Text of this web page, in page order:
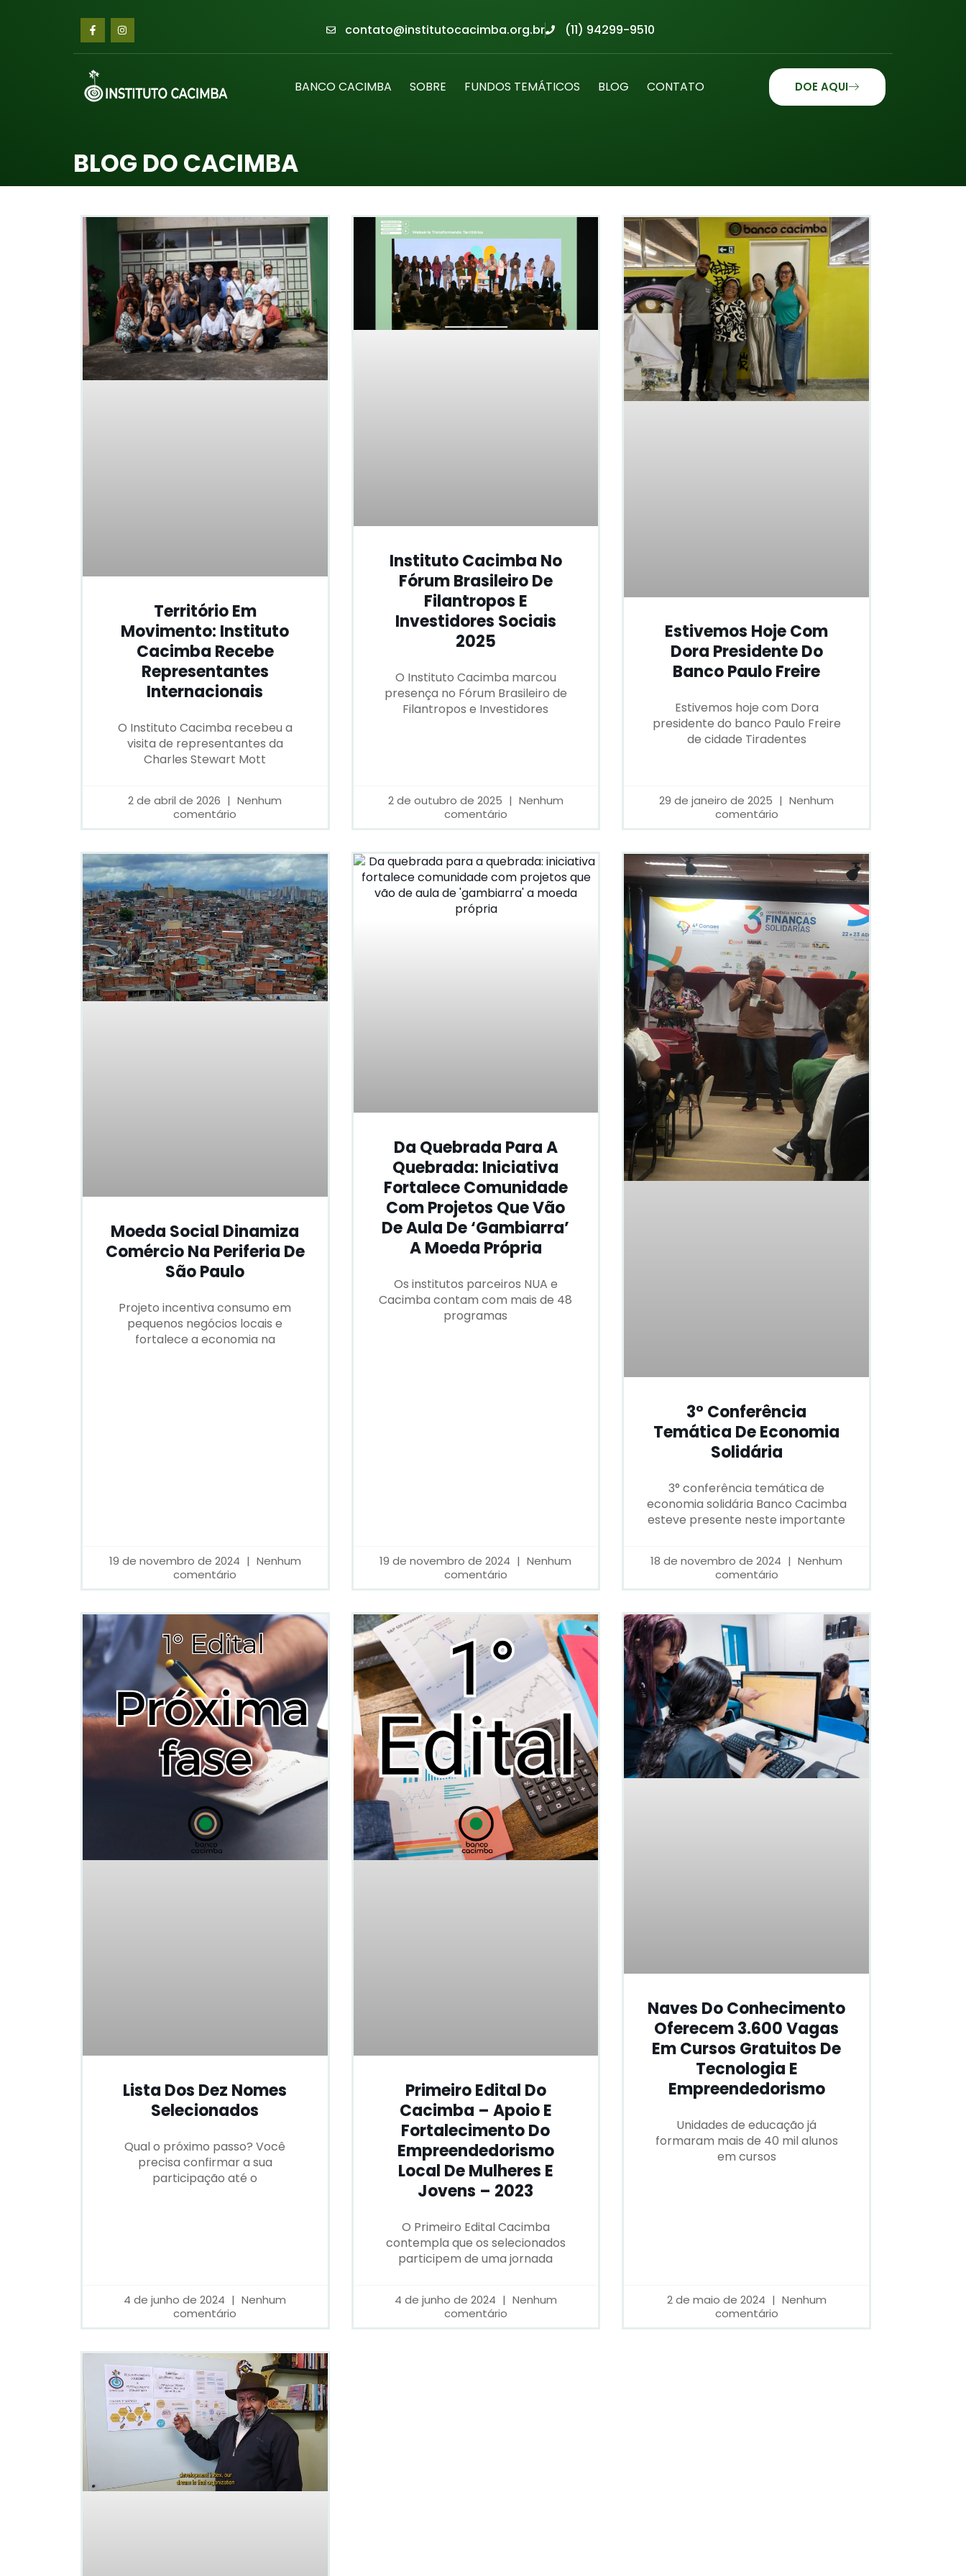
contato@institutocacimba.org.br (11) 94299-9510
BANCO CACIMBA SOBRE FUNDOS TEMÁTICOS BLOG CONTATO DOE AQUI
BLOG DO CACIMBA
Território Em
Movimento: Instituto
Cacimba Recebe
Representantes
Internacionais
O Instituto Cacimba recebeu a
visita de representantes da
Charles Stewart Mott
2 de abril de 2026
Nenhum
comentário
Instituto Cacimba No
Fórum Brasileiro De
Filantropos E
Investidores Sociais
2025
O Instituto Cacimba marcou
presença no Fórum Brasileiro de
Filantropos e Investidores
2 de outubro de 2025
Nenhum
comentário
Estivemos Hoje Com
Dora Presidente Do
Banco Paulo Freire
Estivemos hoje com Dora
presidente do banco Paulo Freire
de cidade Tiradentes
29 de janeiro de 2025
Nenhum
comentário
Moeda Social Dinamiza
Comércio Na Periferia De
São Paulo
Projeto incentiva consumo em
pequenos negócios locais e
fortalece a economia na
19 de novembro de 2024
Nenhum
comentário
Da Quebrada Para A
Quebrada: Iniciativa
Fortalece Comunidade
Com Projetos Que Vão
De Aula De ‘gambiarra’
A Moeda Própria
Os institutos parceiros NUA e
Cacimba contam com mais de 48
programas
19 de novembro de 2024
Nenhum
comentário
3° Conferência
Temática De Economia
Solidária
3° conferência temática de
economia solidária Banco Cacimba
esteve presente neste importante
18 de novembro de 2024
Nenhum
comentário
Lista Dos Dez Nomes
Selecionados
Qual o próximo passo? Você
precisa confirmar a sua
participação até o
4 de junho de 2024
Nenhum
comentário
Primeiro Edital Do
Cacimba – Apoio E
Fortalecimento Do
Empreendedorismo
Local De Mulheres E
Jovens – 2023
O Primeiro Edital Cacimba
contempla que os selecionados
participem de uma jornada
4 de junho de 2024
Nenhum
comentário
Naves Do Conhecimento
Oferecem 3.600 Vagas
Em Cursos Gratuitos De
Tecnologia E
Empreendedorismo
Unidades de educação já
formaram mais de 40 mil alunos
em cursos
2 de maio de 2024
Nenhum
comentário